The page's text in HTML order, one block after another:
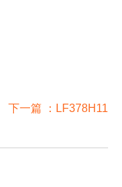
下一篇 ： LF378H11